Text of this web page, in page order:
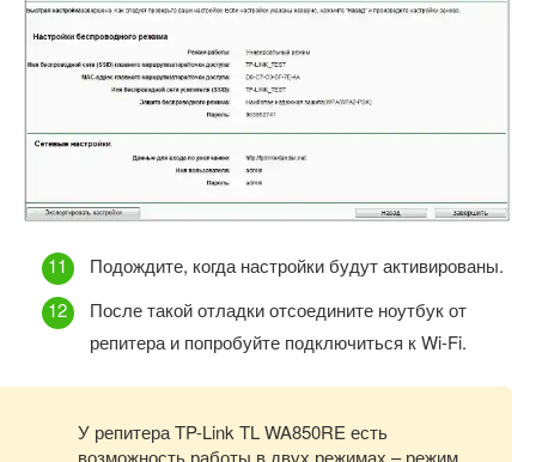
Подождите, когда настройки будут активированы.
После такой отладки отсоедините ноутбук от
репитера и попробуйте подключиться к Wi-Fi.
У репитера TP-Link TL WA850RE есть
возможность работы в двух режимах – режим